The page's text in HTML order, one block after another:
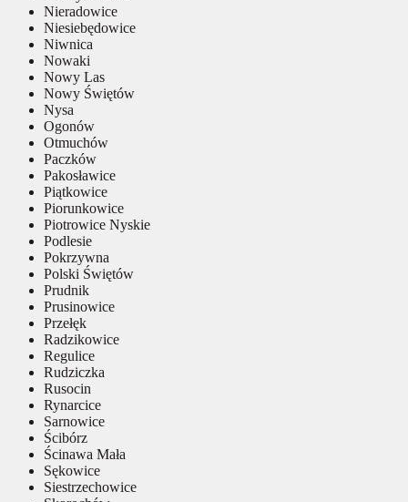
Nieradowice
Niesiebędowice
Niwnica
Nowaki
Nowy Las
Nowy Świętów
Nysa
Ogonów
Otmuchów
Paczków
Pakosławice
Piątkowice
Piorunkowice
Piotrowice Nyskie
Podlesie
Pokrzywna
Polski Świętów
Prudnik
Prusinowice
Przełęk
Radzikowice
Regulice
Rudziczka
Rusocin
Rynarcice
Sarnowice
Ścibórz
Ścinawa Mała
Sękowice
Siestrzechowice